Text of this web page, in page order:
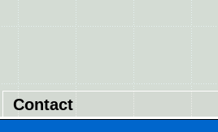
Contact